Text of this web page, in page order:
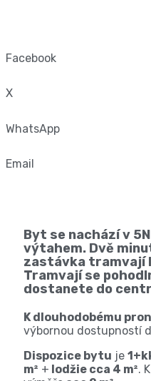
Facebook
X
WhatsApp
Email
Byt se nachází v
výtahem. Dvě
zastávka tramvají
Tramvají se
dostanete do
K dlouhodobému
výbornou dostupností
Dispozice bytu je
m² + lodžie cca 4 m².